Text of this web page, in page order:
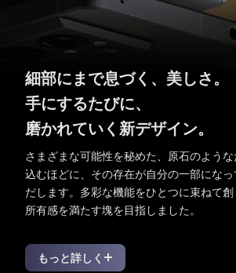
細部にまで息づく、美しさ。
手にするたびに、
磨かれていく新デザイン。
さまざまな可能性を秘めた、原石のような
込むほどに、その存在が自分の一部にな
だします。 多彩な機能をひとつに束ねて創
所有感を満たす塊を目指しました。
もっと詳しく